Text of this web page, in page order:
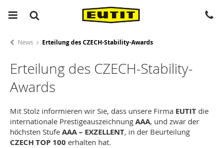
News Erteilung des CZECH-Stability-Awards
Erteilung des CZECH-Stability-
Awards
Mit Stolz informieren wir Sie, dass unsere Firma EUTIT die
internationale Prestigeauszeichnung AAA, und zwar der
höchsten Stufe AAA – EXZELLENT, in der Beurteilung
CZECH TOP 100 erhalten hat.